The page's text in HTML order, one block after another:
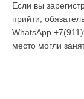
Если вы
прийти,
WhatsApp
место могли